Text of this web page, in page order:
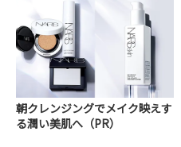
朝クレンジングでメイク映えす
る潤い美肌へ（PR）